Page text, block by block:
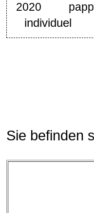
2020
individuel
Sie befinden